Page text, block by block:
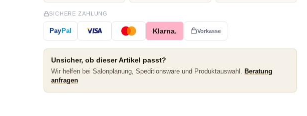
SICHERE ZAHLUNG
PayPal Klarna. Vorkasse
Unsicher, ob dieser Artikel passt?
Wir helfen bei Salonplanung, Speditionsware und Produktauswahl. Beratung
anfragen